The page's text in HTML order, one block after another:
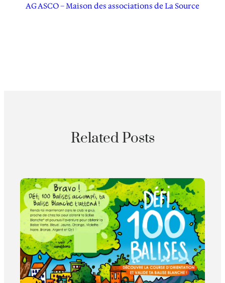
AG ASCO – Maison des associations de La Source
Related Posts